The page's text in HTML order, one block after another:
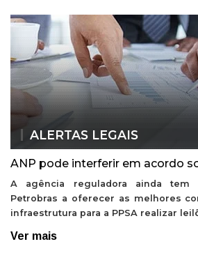
ALERTAS LEGAIS
ANP pode interferir em acordo
A agência reguladora ainda
Petrobras a oferecer as melhores
infraestrutura para a PPSA realizar
Ver mais